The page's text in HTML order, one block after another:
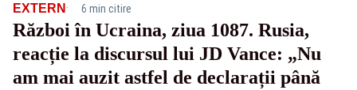
EXTERN · 6 min citire
Război în Ucraina, ziua 1087. Rusia,
reacție la discursul lui JD Vance: „Nu
am mai auzit astfel de declarații până